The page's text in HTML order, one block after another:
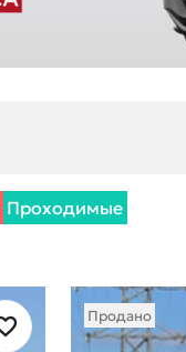
Проходимые
Продано